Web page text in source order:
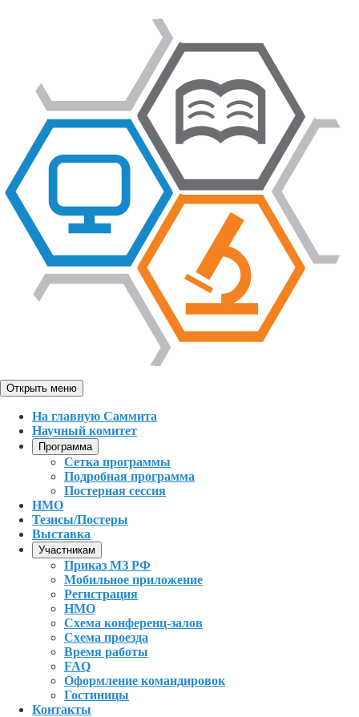
Открыть меню
На главную Саммита
Научный комитет
Программа
Сетка программы
Подробная программа
Постерная сессия
НМО
Тезисы/Постеры
Выставка
Участникам
Приказ МЗ РФ
Мобильное приложение
Регистрация
НМО
Схема конференц-залов
Схема проезда
Время работы
FAQ
Оформление командировок
Гостиницы
Контакты